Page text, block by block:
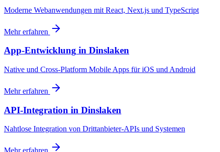
Moderne Webanwendungen mit React, Next.js und TypeScript
Mehr erfahren
App-Entwicklung in Dinslaken
Native und Cross-Platform Mobile Apps für iOS und Android
Mehr erfahren
API-Integration in Dinslaken
Nahtlose Integration von Drittanbieter-APIs und Systemen